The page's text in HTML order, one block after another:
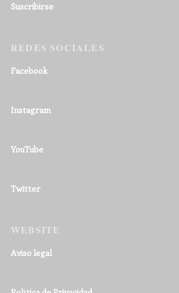
Suscribirse
REDES SOCIALES
Facebook
Instagram
YouTube
Twitter
WEBSITE
Aviso legal